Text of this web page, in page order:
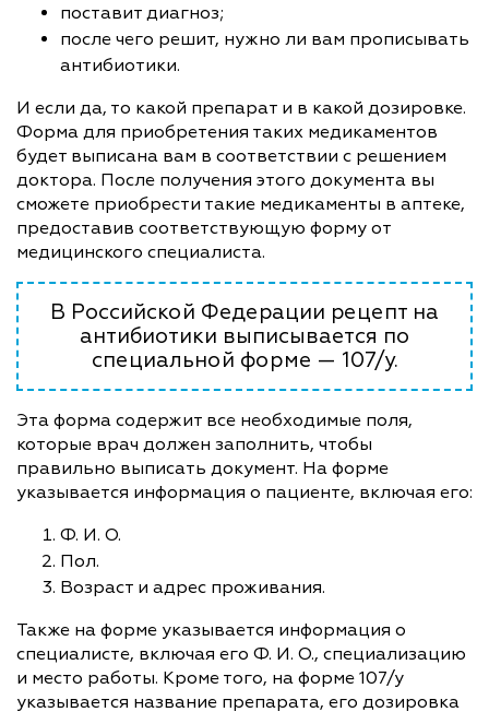
поставит диагноз;
после чего решит, нужно ли вам прописывать
антибиотики.
И если да, то какой препарат и в какой дозировке.
Форма для приобретения таких медикаментов
будет выписана вам в соответствии с решением
доктора. После получения этого документа вы
сможете приобрести такие медикаменты в аптеке,
предоставив соответствующую форму от
медицинского специалиста.
В Российской Федерации рецепт на
антибиотики выписывается по
специальной форме — 107/у.
Эта форма содержит все необходимые поля,
которые врач должен заполнить, чтобы
правильно выписать документ. На форме
указывается информация о пациенте, включая его:
Ф. И. О.
Пол.
Возраст и адрес проживания.
Также на форме указывается информация о
специалисте, включая его Ф. И. О., специализацию
и место работы. Кроме того, на форме 107/у
указывается название препарата, его дозировка